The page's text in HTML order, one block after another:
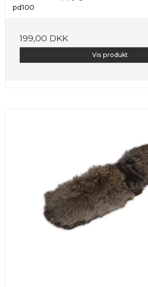
pd100
199,00 DKK
Vis produkt